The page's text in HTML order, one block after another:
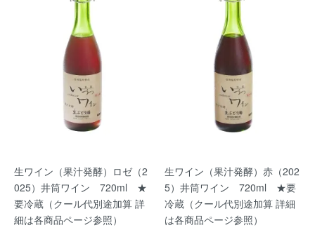
生ワイン（果汁発酵）ロゼ（2
025）井筒ワイン 720ml ★
要冷蔵（クール代別途加算 詳
細は各商品ページ参照）
生ワイン（果汁発酵）赤（202
5）井筒ワイン 720ml ★要
冷蔵（クール代別途加算 詳細
は各商品ページ参照）